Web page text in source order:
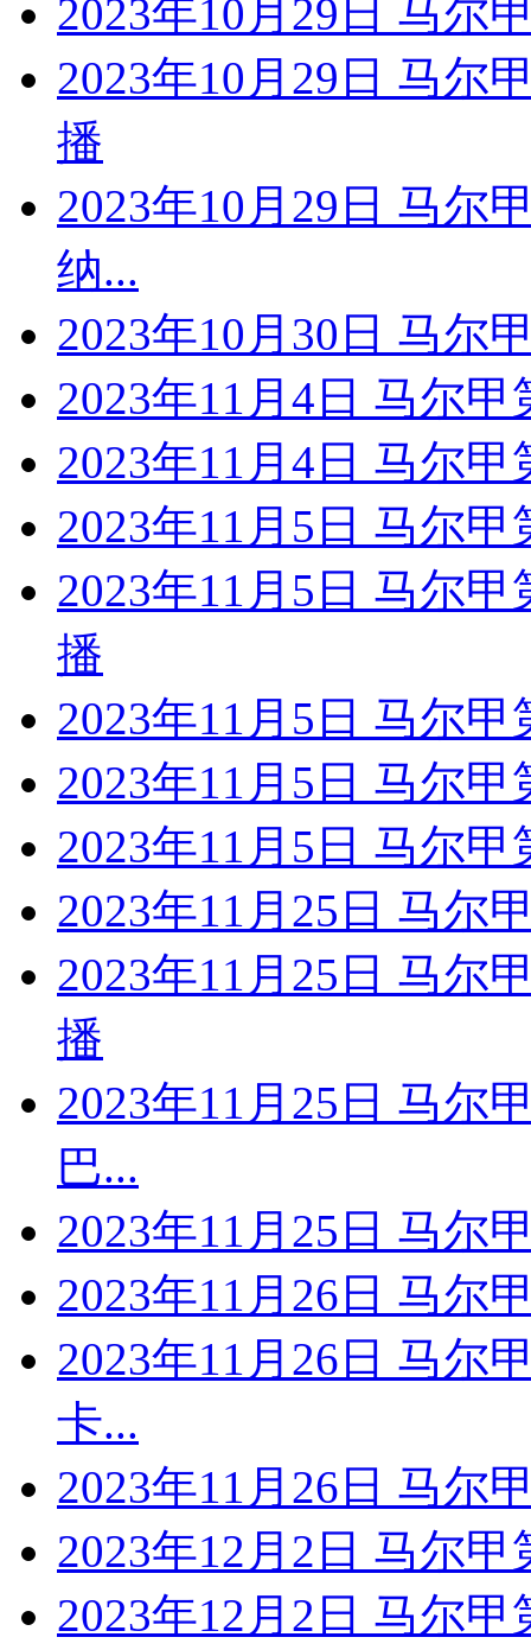
2023年10月29日 马尔
2023年10月29日 马尔
播
2023年10月29日 马尔
纳...
2023年10月30日 马尔
2023年11月4日 马尔
2023年11月4日 马尔
2023年11月5日 马尔
2023年11月5日 马尔
播
2023年11月5日 马尔
2023年11月5日 马尔
2023年11月5日 马尔
2023年11月25日 马尔
2023年11月25日 马尔
播
2023年11月25日 马尔
巴...
2023年11月25日 马尔
2023年11月26日 马尔
2023年11月26日 马尔
卡...
2023年11月26日 马尔
2023年12月2日 马尔
2023年12月2日 马尔